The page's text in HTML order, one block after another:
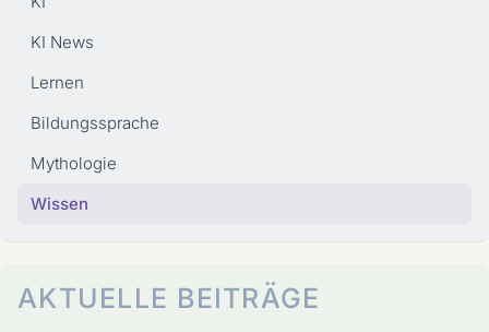
KI News
Lernen
Bildungssprache
Mythologie
Wissen
AKTUELLE BEITRÄGE